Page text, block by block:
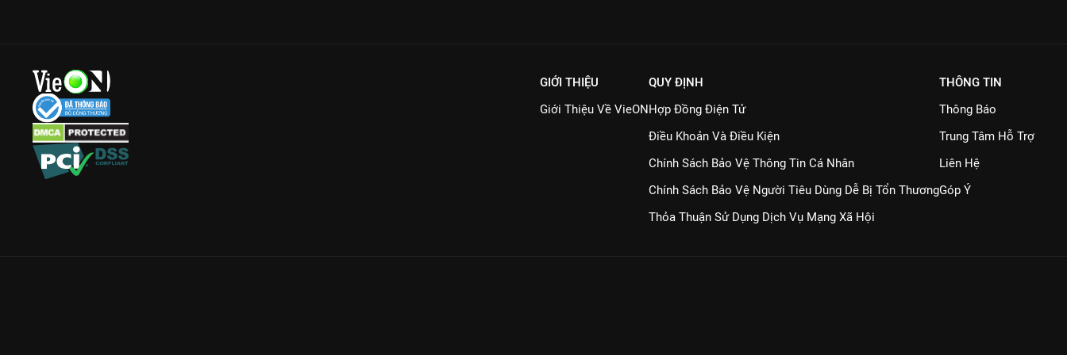
GIỚI THIỆU
Giới Thiệu Về VieON
QUY ĐỊNH
Hợp Đồng Điện Tử
Điều Khoản Và Điều Kiện
Chính Sách Bảo Vệ Thông Tin Cá Nhân
Chính Sách Bảo Vệ Người Tiêu Dùng Dễ Bị Tổn Thương
Thỏa Thuận Sử Dụng Dịch Vụ Mạng Xã Hội
THÔNG TIN
Thông Báo
Trung Tâm Hỗ Trợ
Liên Hệ
Góp Ý